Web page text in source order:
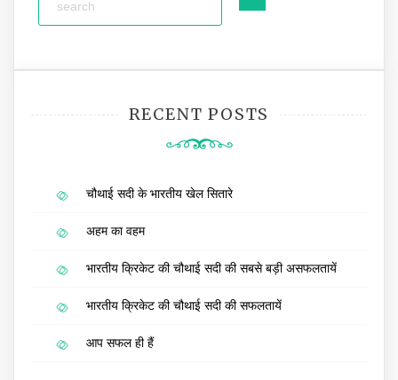
RECENT POSTS
चौथाई सदी के भारतीय खेल सितारे
अहम का वहम
भारतीय क्रिकेट की चौथाई सदी की सबसे बड़ी असफलतायें
भारतीय क्रिकेट की चौथाई सदी की सफलतायें
आप सफल ही हैं